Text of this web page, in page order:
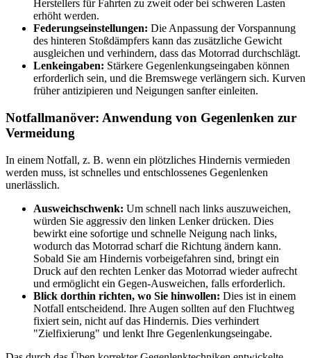
Herstellers für Fahrten zu zweit oder bei schweren Lasten
erhöht werden.
Federungseinstellungen: Die Anpassung der Vorspannung
des hinteren Stoßdämpfers kann das zusätzliche Gewicht
ausgleichen und verhindern, dass das Motorrad durchschlägt.
Lenkeingaben: Stärkere Gegenlenkungseingaben können
erforderlich sein, und die Bremswege verlängern sich. Kurven
früher antizipieren und Neigungen sanfter einleiten.
Notfallmanöver: Anwendung von Gegenlenken zur
Vermeidung
In einem Notfall, z. B. wenn ein plötzliches Hindernis vermieden
werden muss, ist schnelles und entschlossenes Gegenlenken
unerlässlich.
Ausweichschwenk: Um schnell nach links auszuweichen,
würden Sie aggressiv den linken Lenker drücken. Dies
bewirkt eine sofortige und schnelle Neigung nach links,
wodurch das Motorrad scharf die Richtung ändern kann.
Sobald Sie am Hindernis vorbeigefahren sind, bringt ein
Druck auf den rechten Lenker das Motorrad wieder aufrecht
und ermöglicht ein Gegen-Ausweichen, falls erforderlich.
Blick dorthin richten, wo Sie hinwollen: Dies ist in einem
Notfall entscheidend. Ihre Augen sollten auf den Fluchtweg
fixiert sein, nicht auf das Hindernis. Dies verhindert
"Zielfixierung" und lenkt Ihre Gegenlenkungseingabe.